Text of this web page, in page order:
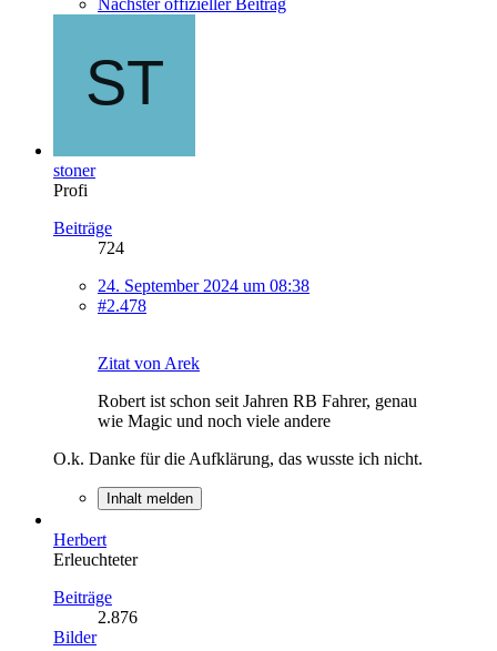
stoner
Profi
Beiträge
724
24. September 2024 um 08:38
#2.478
Zitat von Arek
Robert ist schon seit Jahren RB Fahrer, genau
wie Magic und noch viele andere
O.k. Danke für die Aufklärung, das wusste ich nicht.
Inhalt melden
Herbert
Erleuchteter
Beiträge
2.876
Bilder